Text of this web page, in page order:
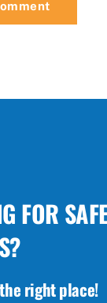
FOR
right place!